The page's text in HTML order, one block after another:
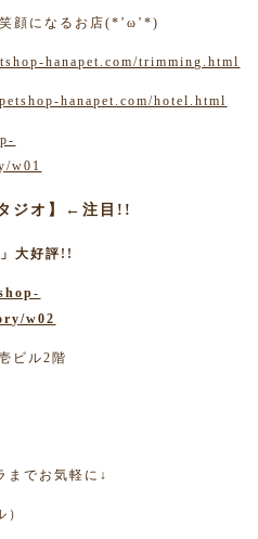
顔になるお店(*’ω’*)
hanapet.com/trimming.html
hanapet.com/hotel.html
w01
ジオ】←注目!!
大好評!!
w02
ビル2階
までお気軽に↓